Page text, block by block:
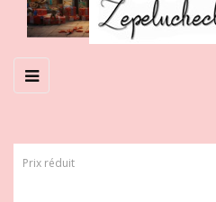
Basculer
la
☰
Prix réduit